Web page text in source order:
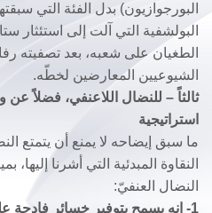
البورجوازيون) بدل الفئة التي
البولشفية التي آلت إلى استئثار
الطغيان على شعبه، بعد تصفيته
الشيوعيين المعارضين لخطّه.
ثالثاً – للنضال اللاعنفي، فضلاً عن
استراتيجية
ما سبق إيضاحه لا يمنع أن يتمتع
النقاوة المبدئية التي أشرنا
النضال العنفيّ:
1- انه يسمح بتوفير خسائر فادحة على المستضعفين